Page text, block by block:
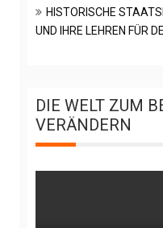
HISTORISCHE
UND IHRE LEHREN FÜR
DIE WELT ZUM
VERÄNDERN